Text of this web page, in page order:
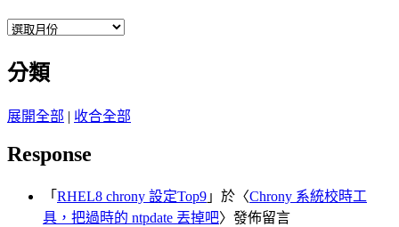
彙
分類
展開全部 | 收合全部
Response
「 RHEL8 chrony 設定Top9 」於〈Chrony 系統校時工
具，把過時的 ntpdate 丟掉吧〉發佈留言